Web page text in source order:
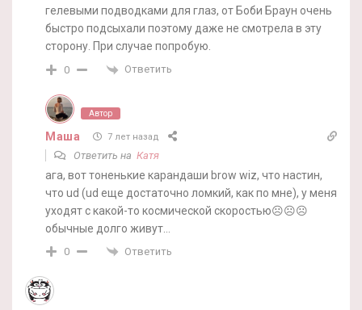
гелевыми подводками для глаз, от Боби Браун очень
быстро подсыхали поэтому даже не смотрела в эту
сторону. При случае попробую.
0 Ответить
Автор
Маша 7 лет назад
Ответить на Катя
ага, вот тоненькие карандаши brow wiz, что настин,
что ud (ud еще достаточно ломкий, как по мне), у меня
уходят с какой-то космической скоростью☹️☹️☹️
обычные долго живут…
0 Ответить